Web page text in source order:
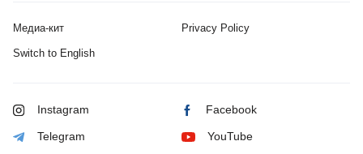
Медиа-кит Privacy Policy
Switch to English
Instagram Facebook
Telegram YouTube